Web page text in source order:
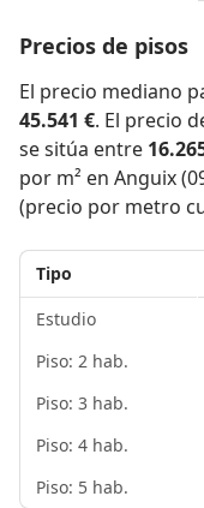
Precios de pisos
El precio mediano
45.541 €. El precio
se sitúa entre
por m² en Anguix
(precio por metro
Tipo
Estudio
Piso: 2 hab.
Piso: 3 hab.
Piso: 4 hab.
Piso: 5 hab.